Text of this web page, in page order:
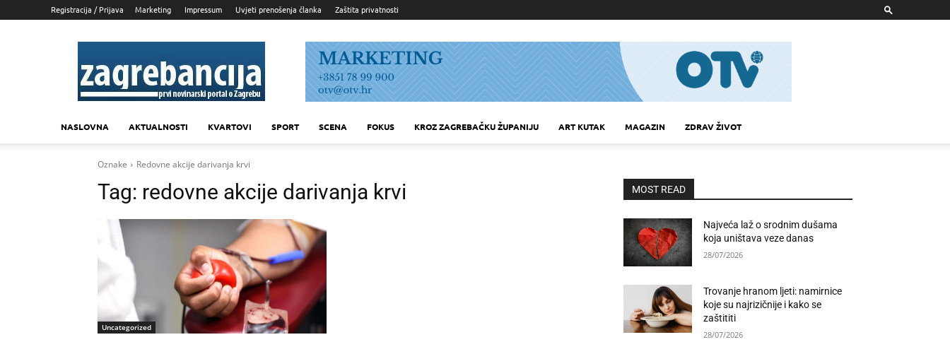
Registracija / Prijava Marketing Impressum Uvjeti prenošenja članka Zaštita privatnosti
Zagrebancija
NASLOVNA AKTUALNOSTI KVARTOVI SPORT SCENA FOKUS KROZ ZAGREBAČKU ŽUPANIJU ART KUTAK MAGAZIN ZDRAV ŽIVOT
Oznake Redovne akcije darivanja krvi
Tag: redovne akcije darivanja krvi
Uncategorized
MOST READ
Najveća laž o srodnim dušama
koja uništava veze danas
28/07/2026
Trovanje hranom ljeti: namirnice
koje su najrizičnije i kako se
zaštititi
28/07/2026